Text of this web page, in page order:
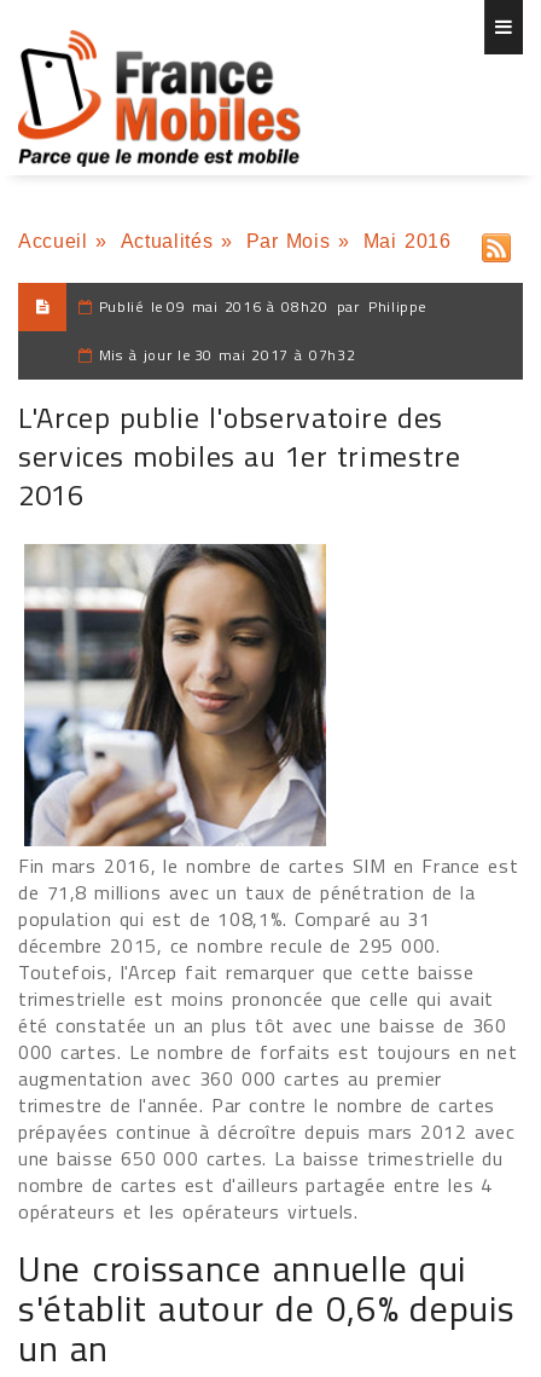
Accueil » Actualités » Par Mois » Mai 2016
Publié le 09 mai 2016 à 08h20 par Philippe
Mis à jour le 30 mai 2017 à 07h32
L'Arcep publie l'observatoire des
services mobiles au 1er trimestre
2016
Fin mars 2016, le nombre de cartes SIM en France est
de 71,8 millions avec un taux de pénétration de la
population qui est de 108,1%. Comparé au 31
décembre 2015, ce nombre recule de 295 000.
Toutefois, l'Arcep fait remarquer que cette baisse
trimestrielle est moins prononcée que celle qui avait
été constatée un an plus tôt avec une baisse de 360
000 cartes. Le nombre de forfaits est toujours en net
augmentation avec 360 000 cartes au premier
trimestre de l'année. Par contre le nombre de cartes
prépayées continue à décroître depuis mars 2012 avec
une baisse 650 000 cartes. La baisse trimestrielle du
nombre de cartes est d'ailleurs partagée entre les 4
opérateurs et les opérateurs virtuels.
Une croissance annuelle qui
s'établit autour de 0,6% depuis
un an